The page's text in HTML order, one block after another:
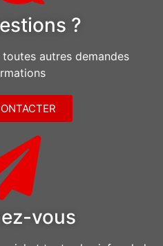
?
autres demandes
vous